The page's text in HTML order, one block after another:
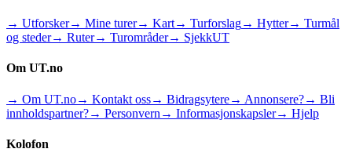
→ Utforsker→ Mine turer→ Kart→ Turforslag→ Hytter→ Turmål
og steder→ Ruter→ Turområder→ SjekkUT
Om UT.no
→ Om UT.no→ Kontakt oss→ Bidragsytere→ Annonsere?→ Bli
innholdspartner?→ Personvern → Informasjonskapsler→ Hjelp
Kolofon